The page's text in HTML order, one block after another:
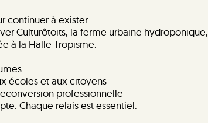
continuer à exister.
Culturôtoits, la ferme urbaine hydroponique,
à la Halle Tropisme.
écoles et aux citoyens
professionnelle
Chaque relais est essentiel.